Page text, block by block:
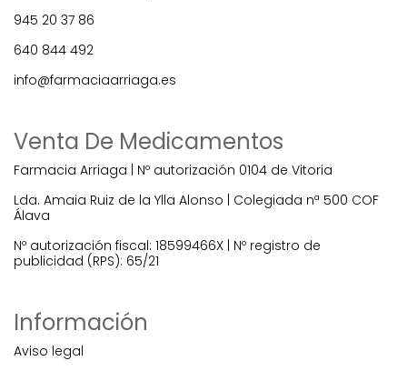
945 20 37 86
640 844 492
info@farmaciaarriaga.es
Venta De Medicamentos
Farmacia Arriaga | Nº autorización 0104 de Vitoria
Lda. Amaia Ruiz de la Ylla Alonso | Colegiada nª 500 COF
Álava
Nº autorización fiscal: 18599466X | Nº registro de
publicidad (RPS): 65/21
Información
Aviso legal